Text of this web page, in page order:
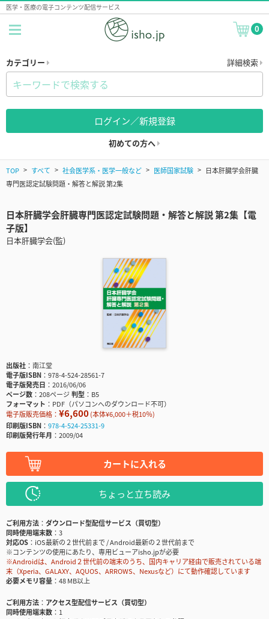
医学・医療の電子コンテンツ配信サービス
0
カテゴリー 詳細検索
ログイン／新規登録
初めての方へ
TOP すべて 社会医学系・医学一般など 医師国家試験
日本肝臓学会肝臓
専門医認定試験問題・解答と解説 第2集
日本肝臓学会肝臓専門医認定試験問題・解答と解説 第2集【電
子版】
日本肝臓学会(監)
出版社
南江堂
電子版ISBN
978-4-524-28561-7
電子版発売日
2016/06/06
ページ数
208ページ判型
B5
フォーマット
PDF（パソコンへのダウンロード不可）
電子版販売価格： ¥6,600(本体¥6,000＋税10％)
印刷版ISBN
978-4-524-25331-9
印刷版発行年月
2009/04
カートに入れる
ちょっと立ち読み
ご利用方法
ダウンロード型配信サービス（買切型）
同時使用端末数
3
対応OS
iOS最新の２世代前まで / Android最新の２世代前まで
※コンテンツの使用にあたり、専用ビューアisho.jpが必要
※Androidは、Android２世代前の端末のうち、国内キャリア経由で販売されている端
末（Xperia、GALAXY、AQUOS、ARROWS、Nexusなど）にて動作確認しています
必要メモリ容量
48 MB以上
ご利用方法
アクセス型配信サービス（買切型）
同時使用端末数
1